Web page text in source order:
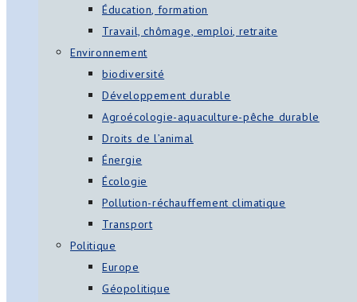
Éducation, formation
Travail, chômage, emploi, retraite
Environnement
biodiversité
Développement durable
Agroécologie-aquaculture-pêche durable
Droits de l’animal
Énergie
Écologie
Pollution-réchauffement climatique
Transport
Politique
Europe
Géopolitique